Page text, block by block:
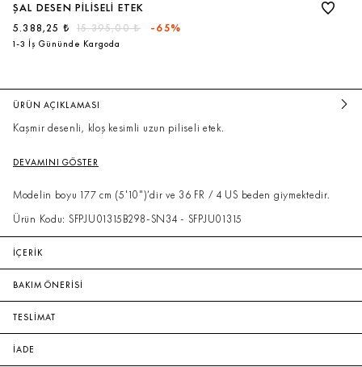
ŞAL DESEN PILISELI ETEK
15.395,00 ₺
5.388,25 ₺ -65%
1-3 İş Gününde Kargoda
ÜRÜN AÇIKLAMASI
Kaşmir desenli, kloş kesimli uzun piliseli etek.
DEVAMINI GÖSTER
Modelin boyu 177 cm (5'10")’dir ve 36 FR / 4 US beden giymektedir.
Ürün Kodu: SFPJU01315B298-SN34 - SFPJU01315
İÇERİK
BAKIM ÖNERİSİ
TESLİMAT
İADE